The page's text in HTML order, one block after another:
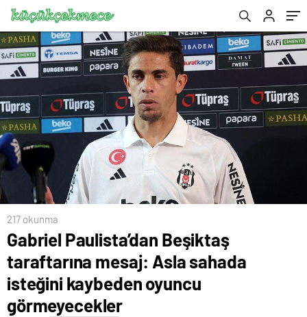
oyuncu görmeyecekler
217 okunma
Gabriel Paulista’dan Beşiktaş
taraftarına mesaj: Asla sahada
isteğini kaybeden oyuncu
görmeyecekler